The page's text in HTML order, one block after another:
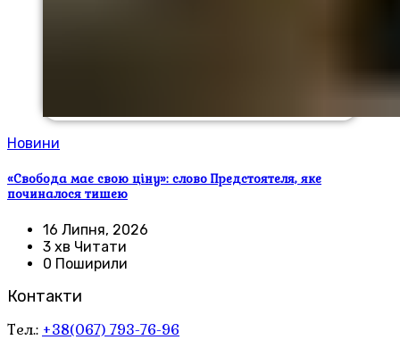
Новини
«Свобода має свою ціну»: слово Предстоятеля, яке
починалося тишею
16 Липня, 2026
3 хв Читати
0 Поширили
Контакти
Тел.: +38(067) 793-76-96